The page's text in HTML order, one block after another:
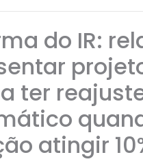
do IR:
ter
atingir